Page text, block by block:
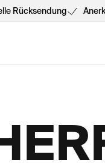
Rücksendung